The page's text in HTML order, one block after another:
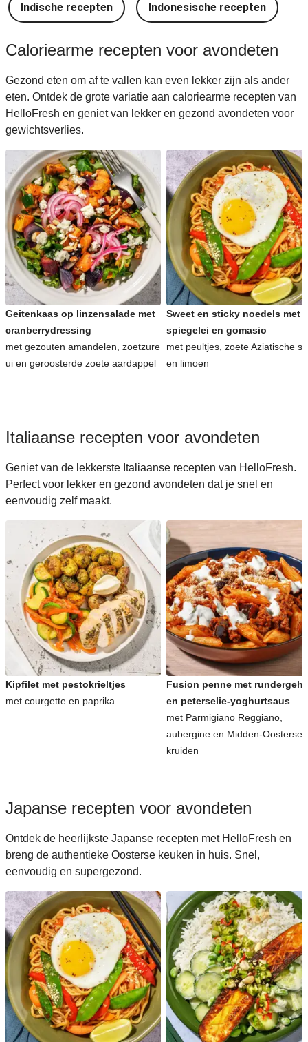
Indische recepten Indonesische recepten
Caloriearme recepten voor avondeten
Gezond eten om af te vallen kan even lekker zijn als ander
eten. Ontdek de grote variatie aan caloriearme recepten van
HelloFresh en geniet van lekker en gezond avondeten voor
gewichtsverlies.
Geitenkaas op linzensalade met
cranberrydressing
met gezouten amandelen, zoetzure
ui en geroosterde zoete aardappel
Sweet en sticky noedels met
spiegelei en gomasio
met peultjes, zoete Aziatische
en limoen
Italiaanse recepten voor avondeten
Geniet van de lekkerste Italiaanse recepten van HelloFresh.
Perfect voor lekker en gezond avondeten dat je snel en
eenvoudig zelf maakt.
Kipfilet met pestokrieltjes
met courgette en paprika
Fusion penne met
en peterselie-yoghurtsaus
met Parmigiano Reggiano,
aubergine en Midden-Oosterse
kruiden
Japanse recepten voor avondeten
Ontdek de heerlijkste Japanse recepten met HelloFresh en
breng de authentieke Oosterse keuken in huis. Snel,
eenvoudig en supergezond.